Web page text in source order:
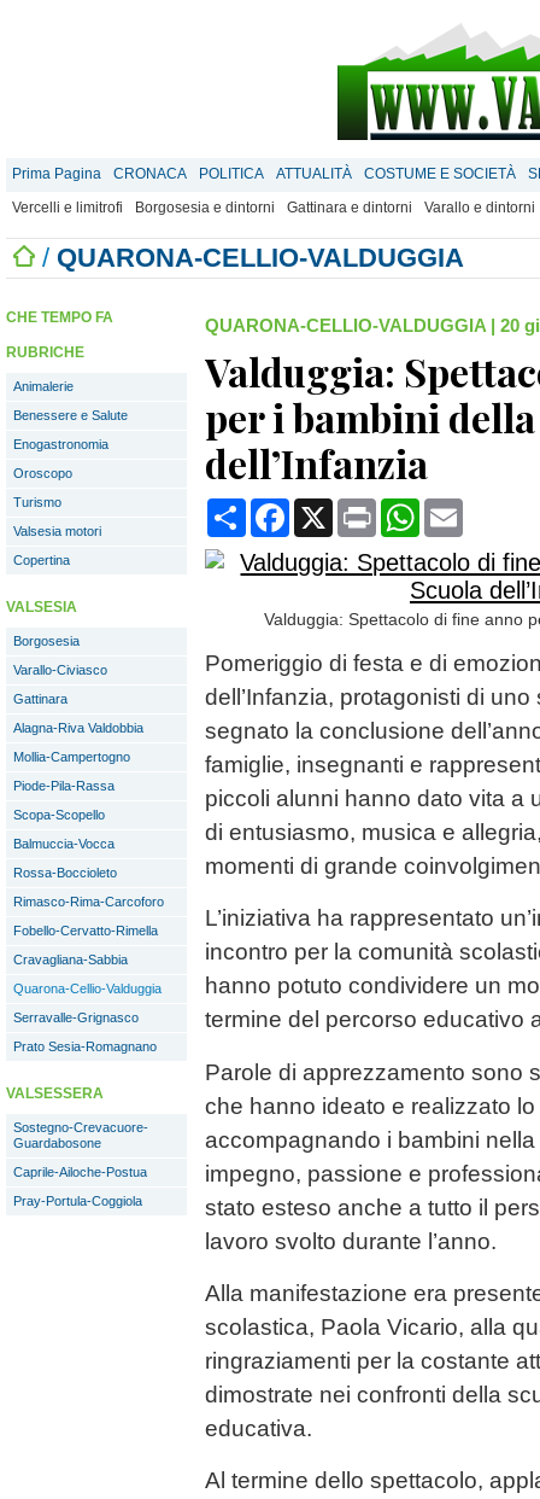
Prima Pagina CRONACA POLITICA ATTUALITÀ COSTUME E SOCIETÀ
Vercelli e limitrofi
Borgosesia e dintorni Gattinara e dintorni Varallo e dintorni
/ QUARONA-CELLIO-VALDUGGIA
CHE TEMPO FA
RUBRICHE
Animalerie
Benessere e Salute
Enogastronomia
Oroscopo
Turismo
Valsesia motori
Copertina
VALSESIA
Borgosesia
Varallo-Civiasco
Gattinara
Alagna-Riva Valdobbia
Mollia-Campertogno
Piode-Pila-Rassa
Scopa-Scopello
Balmuccia-Vocca
Rossa-Boccioleto
Rimasco-Rima-Carcoforo
Fobello-Cervatto-Rimella
Cravagliana-Sabbia
Quarona-Cellio-Valduggia
Serravalle-Grignasco
Prato Sesia-Romagnano
VALSESSERA
Sostegno-Crevacuore-
Guardabosone
Caprile-Ailoche-Postua
Pray-Portula-Coggiola
QUARONA-CELLIO-VALDUGGIA | 20
Valduggia:
per i bambini
dell’Infanzia
CondividiFacebook
X Print WhatsApp
Valduggia: Spettacolo di fine anno
Pomeriggio di festa e di
dell’Infanzia, protagonisti di
segnato la conclusione
famiglie, insegnanti e
piccoli alunni hanno dato vita a
di entusiasmo, musica e
momenti di grande
L’iniziativa ha rappresentato
incontro per la comunità
hanno potuto condividere un
termine del percorso educativo
Parole di apprezzamento sono
che hanno ideato e realizzato
accompagnando i bambini
impegno, passione e
stato esteso anche a tutto il
lavoro svolto durante l’anno.
Alla manifestazione era
scolastica, Paola Vicario, alla
ringraziamenti per la costante
dimostrate nei confronti della
educativa.
Al termine dello spettacolo,